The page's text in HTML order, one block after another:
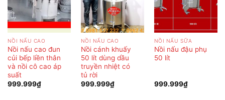
NỒI NẤU CAO
Nồi nấu cao đun
củi bếp liền thân
và nồi cô cao áp
suất
999.999₫
NỒI NẤU CAO
Nồi cánh khuấy
50 lít dùng dầu
truyền nhiệt có
tủ rời
999.999₫
NỒI NẤU SỮA
Nồi nấu đậu phụ
50 lít
999.999₫